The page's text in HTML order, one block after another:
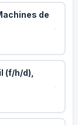
de
(f/h/d),